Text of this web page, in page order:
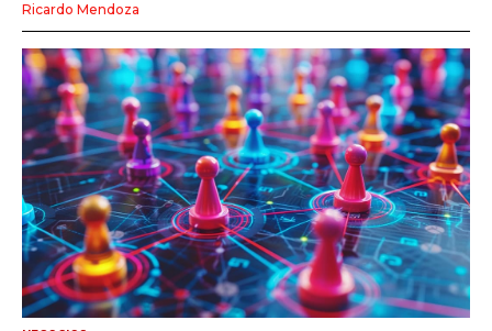
Ricardo Mendoza